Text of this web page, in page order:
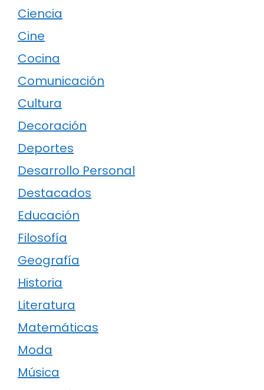
Ciencia
Cine
Cocina
Comunicación
Cultura
Decoración
Deportes
Desarrollo Personal
Destacados
Educación
Filosofía
Geografía
Historia
Literatura
Matemáticas
Moda
Música